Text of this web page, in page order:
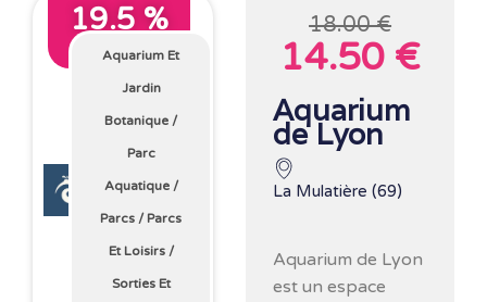
19.5 %
Avec Toody
Aquarium Et
Jardin
Botanique /
Parc
Aquatique/
Parcs /Parcs
Et Loisirs/
Sorties Et
18.00 €
14.50 €
Aquarium
de Lyon
La Mulatière (69)
Aquarium de Lyon
est un espace